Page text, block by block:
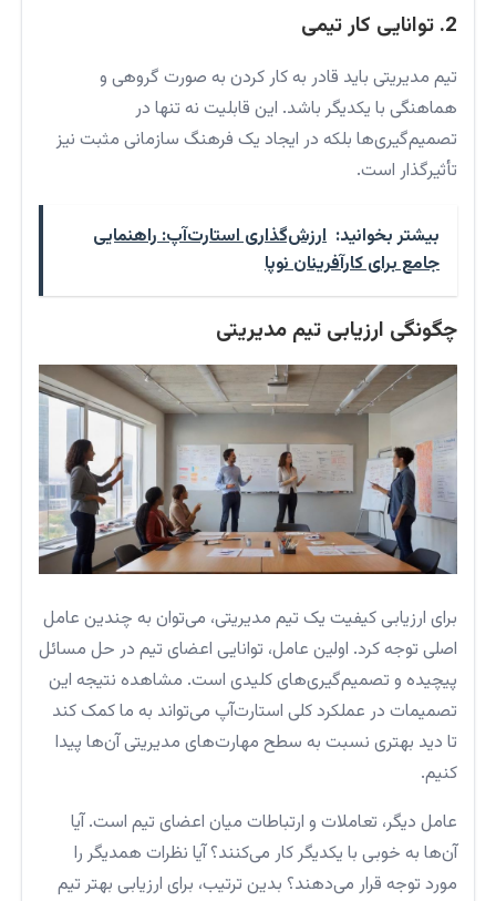
2. توانایی کار تیمی
تیم مدیریتی باید قادر به کار کردن به صورت گروهی و
هماهنگی با یکدیگر باشد. این قابلیت نه تنها در
تصمیم‌گیری‌ها بلکه در ایجاد یک فرهنگ سازمانی مثبت نیز
تأثیرگذار است.
بیشتر بخوانید: ارزش‌گذاری استارت‌آپ: راهنمایی
جامع برای کارآفرینان نوپا
چگونگی ارزیابی تیم مدیریتی
برای ارزیابی کیفیت یک تیم مدیریتی، می‌توان به چندین عامل
اصلی توجه کرد. اولین عامل، توانایی اعضای تیم در حل مسائل
پیچیده و تصمیم‌گیری‌های کلیدی است. مشاهده نتیجه این
تصمیمات در عملکرد کلی استارت‌آپ می‌تواند به ما کمک کند
تا دید بهتری نسبت به سطح مهارت‌های مدیریتی آن‌ها پیدا
کنیم.
عامل دیگر، تعاملات و ارتباطات میان اعضای تیم است. آیا
آن‌ها به خوبی با یکدیگر کار می‌کنند؟ آیا نظرات همدیگر را
مورد توجه قرار می‌دهند؟ بدین ترتیب، برای ارزیابی بهتر تیم